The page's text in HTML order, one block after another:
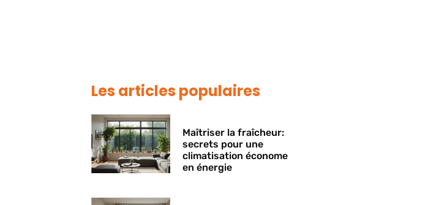
Les articles populaires
Maîtriser la fraîcheur:
secrets pour une
climatisation économe
en énergie